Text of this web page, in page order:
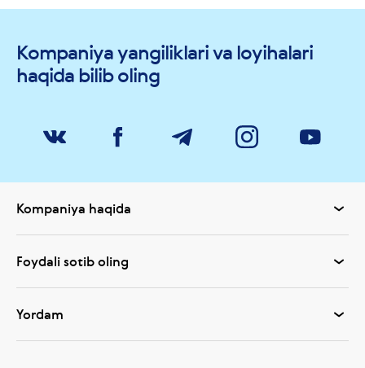
Kompaniya yangiliklari va loyihalari
haqida bilib oling
Kompaniya haqida
Foydali sotib oling
Yordam